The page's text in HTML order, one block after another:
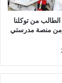
من توكلنا
منصة مدرستي